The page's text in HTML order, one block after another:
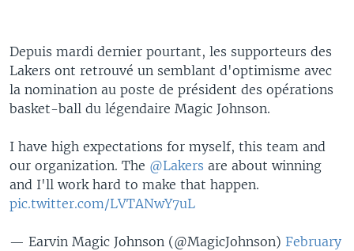
Depuis mardi dernier pourtant, les supporteurs des
Lakers ont retrouvé un semblant d'optimisme avec
la nomination au poste de président des opérations
basket-ball du légendaire Magic Johnson.
I have high expectations for myself, this team and
our organization. The @Lakers are about winning
and I'll work hard to make that happen.
pic.twitter.com/LVTANwY7uL
— Earvin Magic Johnson (@MagicJohnson) February